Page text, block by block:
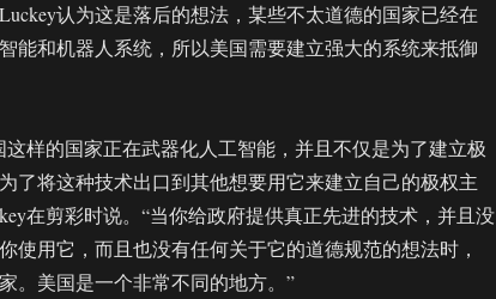
认为这是落后的想法，某些不太道德的国家已经在
能和机器人系统，所以美国需要建立强大的系统来抵御
样的国家正在武器化人工智能，并且不仅是为了建立极
了将这种技术出口到其他想要用它来建立自己的极权主
在剪彩时说。“当你给政府提供真正先进的技术，并且没
使用它，而且也没有任何关于它的道德规范的想法时，
。美国是一个非常不同的地方。”